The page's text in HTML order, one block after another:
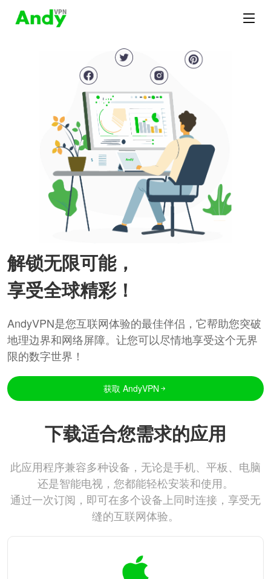
解锁无限可能，
享受全球精彩！
AndyVPN是您互联网体验的最佳伴侣，它帮助您突破
地理边界和网络屏障。让您可以尽情地享受这个无界
限的数字世界！
获取 AndyVPN
下载适合您需求的应用
此应用程序兼容多种设备，无论是手机、平板、电脑
还是智能电视，您都能轻松安装和使用。
通过一次订阅，即可在多个设备上同时连接，享受无
缝的互联网体验。